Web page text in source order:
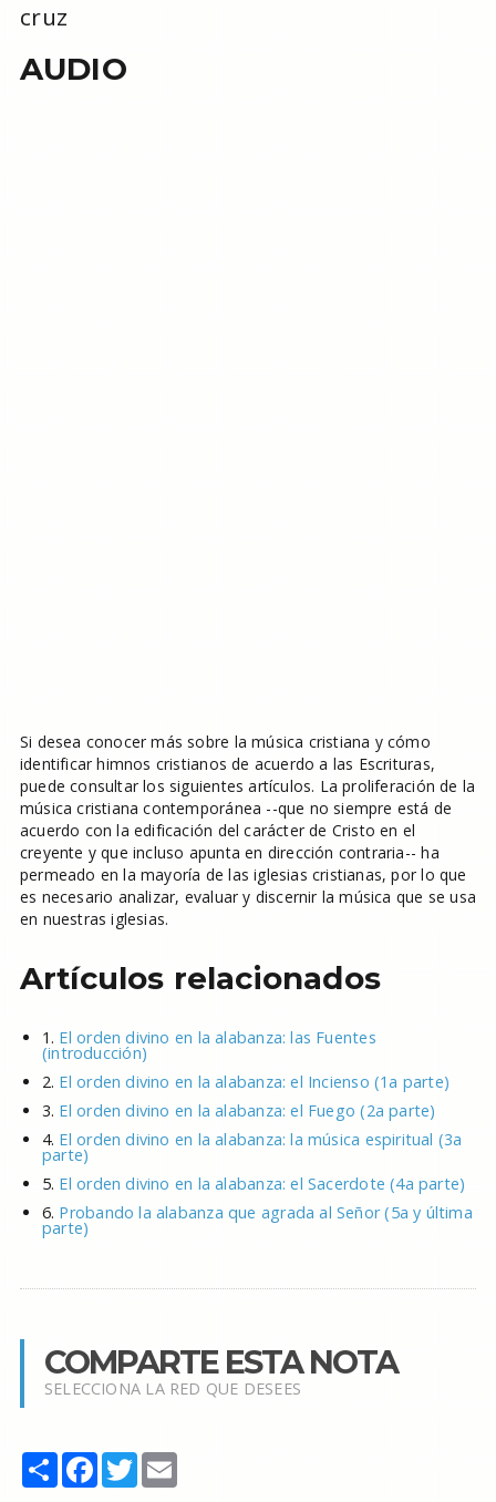
cruz
AUDIO
Si desea conocer más sobre la música cristiana y cómo
identificar himnos cristianos de acuerdo a las Escrituras,
puede consultar los siguientes artículos. La proliferación de la
música cristiana contemporánea --que no siempre está de
acuerdo con la edificación del carácter de Cristo en el
creyente y que incluso apunta en dirección contraria-- ha
permeado en la mayoría de las iglesias cristianas, por lo que
es necesario analizar, evaluar y discernir la música que se usa
en nuestras iglesias.
Artículos relacionados
1. El orden divino en la alabanza: las Fuentes
(introducción)
2. El orden divino en la alabanza: el Incienso (1a parte)
3. El orden divino en la alabanza: el Fuego (2a parte)
4. El orden divino en la alabanza: la música espiritual (3a
parte)
5. El orden divino en la alabanza: el Sacerdote (4a parte)
6. Probando la alabanza que agrada al Señor (5a y última
parte)
COMPARTE ESTA NOTA
SELECCIONA LA RED QUE DESEES
Share Facebook
TwitterEmail